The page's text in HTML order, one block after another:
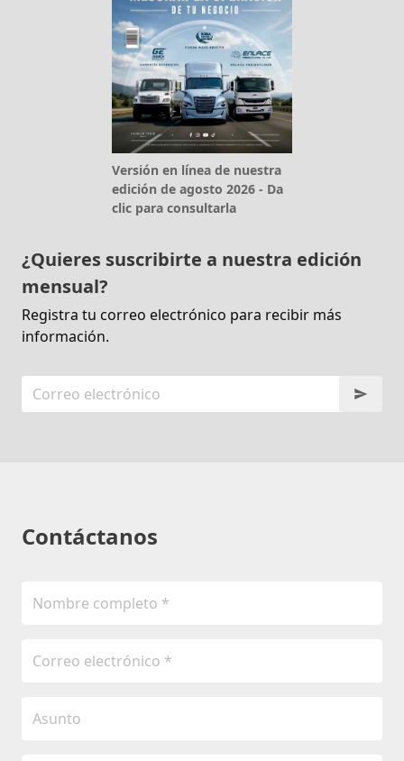
Versión en línea de nuestra
edición de agosto 2026 - Da
clic para consultarla
¿Quieres suscribirte a nuestra edición
mensual?
Registra tu correo electrónico para recibir más
información.
Contáctanos